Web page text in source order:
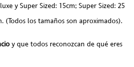
y Super Sized: 15cm; Super Sized: 25
(Todos los tamaños son aproximados).
y que todos reconozcan de qué eres